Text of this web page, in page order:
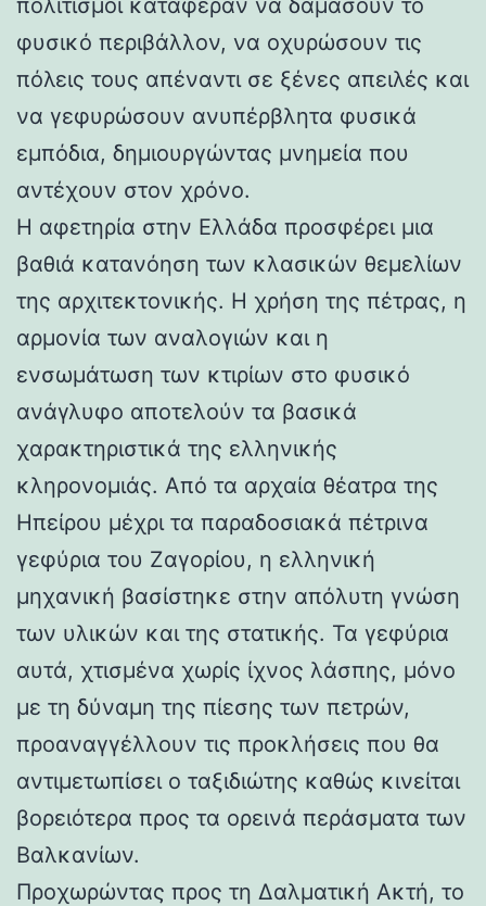
φυσικό περιβάλλον, να οχυρώσουν τις
πόλεις τους απέναντι σε ξένες απειλές και
να γεφυρώσουν ανυπέρβλητα φυσικά
εμπόδια, δημιουργώντας μνημεία που
αντέχουν στον χρόνο.
Η αφετηρία στην Ελλάδα προσφέρει μια
βαθιά κατανόηση των κλασικών θεμελίων
της αρχιτεκτονικής. Η χρήση της πέτρας, η
αρμονία των αναλογιών και η
ενσωμάτωση των κτιρίων στο φυσικό
ανάγλυφο αποτελούν τα βασικά
χαρακτηριστικά της ελληνικής
κληρονομιάς. Από τα αρχαία θέατρα της
Ηπείρου μέχρι τα παραδοσιακά πέτρινα
γεφύρια του Ζαγορίου, η ελληνική
μηχανική βασίστηκε στην απόλυτη γνώση
των υλικών και της στατικής. Τα γεφύρια
αυτά, χτισμένα χωρίς ίχνος λάσπης, μόνο
με τη δύναμη της πίεσης των πετρών,
προαναγγέλλουν τις προκλήσεις που θα
αντιμετωπίσει ο ταξιδιώτης καθώς κινείται
βορειότερα προς τα ορεινά περάσματα των
Βαλκανίων.
Προχωρώντας προς τη Δαλματική Ακτή, το